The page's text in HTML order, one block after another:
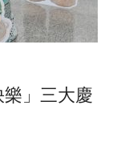
」三大慶